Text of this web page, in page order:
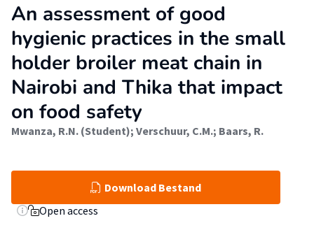
An assessment of good
hygienic practices in the small
holder broiler meat chain in
Nairobi and Thika that impact
on food safety
Mwanza, R.N. (Student); Verschuur, C.M.; Baars, R.
Download Bestand
Open access